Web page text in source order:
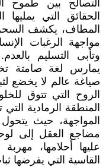
التصالح بين طموح
الحقائق التي
المطاف، يكشف
مواجهة الرغبات
وتأبى التسليم
يمارس لغة صامتة
صياغة عالم لا يخضع
الروح التي تتوق
المنطقة الرمادية
المواجهة، حيث
مضاجع العقل إلى
عليها أحلامها،
القاسية التي يفرضها